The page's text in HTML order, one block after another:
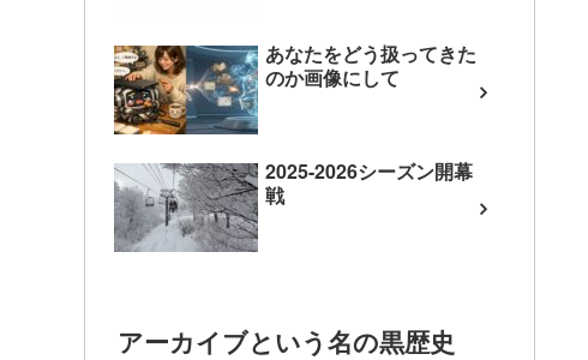
あなたをどう扱ってきた
のか画像にして
2025-2026シーズン開幕
戦
アーカイブという名の黒歴史